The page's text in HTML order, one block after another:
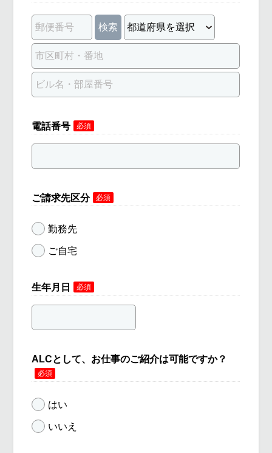
検索
電話番号 必須
ご請求先区分 必須
勤務先
ご自宅
生年月日 必須
ALCとして、お仕事のご紹介は可能ですか？
必須
はい
いいえ